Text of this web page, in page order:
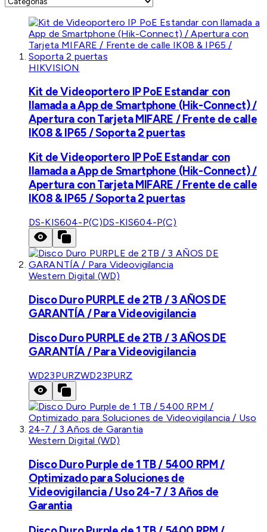
HIKVISION
Kit de Videoportero IP PoE Estandar con
llamada a App de Smartphone (Hik-Connect) /
Apertura con Tarjeta MIFARE / Frente de calle
IK08 & IP65 / Soporta 2 puertas
Kit de Videoportero IP PoE Estandar con
llamada a App de Smartphone (Hik-Connect) /
Apertura con Tarjeta MIFARE / Frente de calle
IK08 & IP65 / Soporta 2 puertas
DS-KIS604-P(C)DS-KIS604-P(C)
Western Digital (WD)
Disco Duro PURPLE de 2TB / 3 AÑOS DE
GARANTÍA / Para Videovigilancia
Disco Duro PURPLE de 2TB / 3 AÑOS DE
GARANTÍA / Para Videovigilancia
WD23PURZWD23PURZ
Western Digital (WD)
Disco Duro Purple de 1 TB / 5400 RPM /
Optimizado para Soluciones de
Videovigilancia / Uso 24-7 / 3 Años de
Garantia